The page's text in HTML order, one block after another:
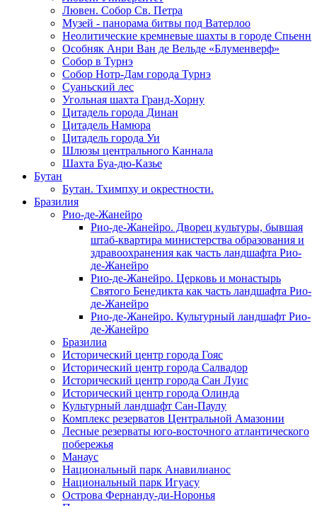
Лювен. Собор Св. Петра
Музей - панорама битвы под Ватерлоо
Неолитические кремневые шахты в городе Спьенн
Особняк Анри Ван де Вельде «Блуменверф»
Собор в Турнэ
Собор Нотр-Дам города Турнэ
Суаньский лес
Угольная шахта Гранд-Хорну
Цитадель города Динан
Цитадель Намюра
Цитадель города Уи
Шлюзы центрального Каннала
Шахта Буа-дю-Казье
Бутан
Бутан. Тхимпху и окрестности.
Бразилия
Рио-де-Жанейро
Рио-де-Жанейро. Дворец культуры, бывшая
штаб-квартира министерства образования и
здравоохранения как часть ландшафта Рио-
де-Жанейро
Рио-де-Жанейро. Церковь и монастырь
Святого Бенедикта как часть ландшафта Рио-
де-Жанейро
Рио-де-Жанейро. Культурный ландшафт Рио-
де-Жанейро
Бразилиа
Исторический центр города Гояс
Исторический центр города Салвадор
Исторический центр города Сан Луис
Исторический центр города Олинда
Культурный ландшафт Сан-Паулу
Комплекс резерватов Центральной Амазонии
Лесные резерваты юго-восточного атлантического
побережья
Манаус
Национальный парк Анавилианос
Национальный парк Игуасу
Острова Фернанду-ди-Норонья